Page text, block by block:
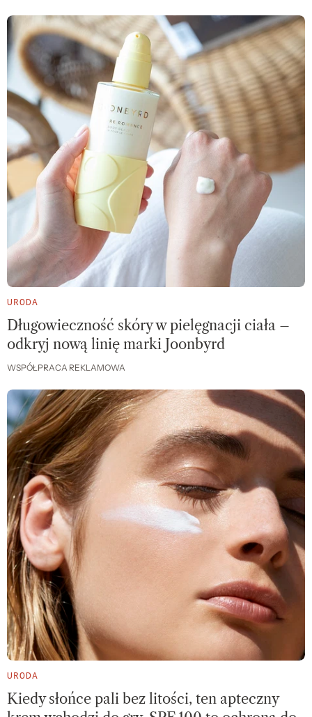
URODA
Długowieczność skóry w pielęgnacji ciała –
odkryj nową linię marki Joonbyrd
WSPÓŁPRACA REKLAMOWA
URODA
Kiedy słońce pali bez litości, ten apteczny